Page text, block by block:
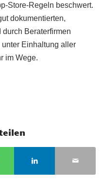
Store-Regeln beschwert.
dokumentierten,
Beraterfirmen
Einhaltung aller
im Wege.